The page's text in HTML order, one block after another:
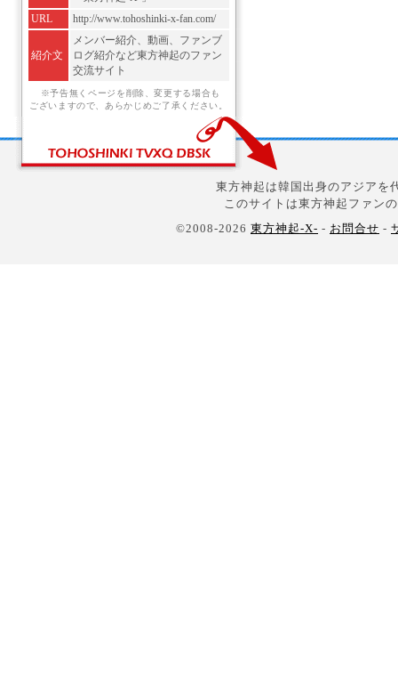
URL
http://www.tohoshinki-x-fan.com/
紹介文
メンバー紹介、動画、ファンブ
ログ紹介など東方神起のファン
交流サイト
※予告無くページを削除、変更する場合も
ございますので、あらかじめご了承ください。
東方神起は韓国出身のアジアを
このサイトは東方神起ファン
©2008-2026 東方神起-X- - お問合せ -